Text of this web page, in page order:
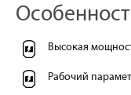
Высокая
Рабочий